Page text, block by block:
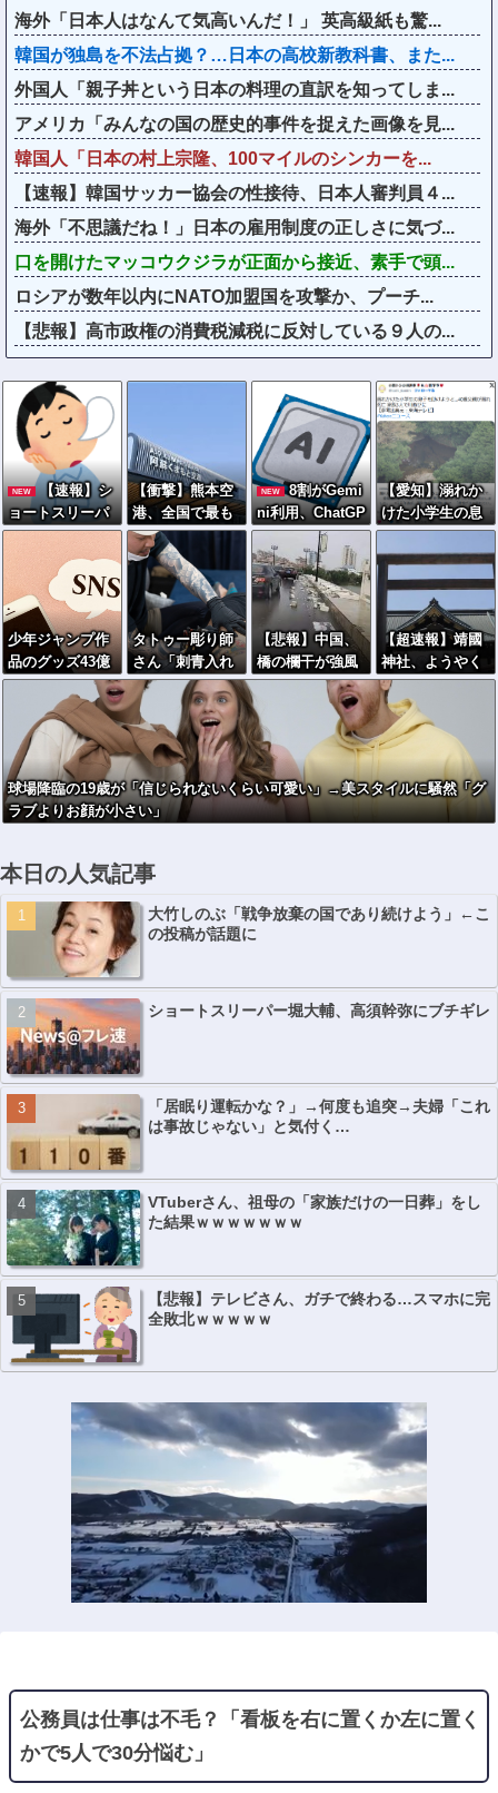
海外「日本人はなんて気高いんだ！」 英高級紙も驚...
韓国が独島を不法占拠？…日本の高校新教科書、また...
外国人「親子丼という日本の料理の直訳を知ってしま...
アメリカ「みんなの国の歴史的事件を捉えた画像を見...
韓国人「日本の村上宗隆、100マイルのシンカーを...
【速報】韓国サッカー協会の性接待、日本人審判員４...
海外「不思議だね！」日本の雇用制度の正しさに気づ...
口を開けたマッコウクジラが正面から接近、素手で頭...
ロシアが数年以内にNATO加盟国を攻撃か、プーチ...
【悲報】高市政権の消費税減税に反対している９人の...
NEW
【速報】シ
ョートスリーパ
ー堀大輔さん、
寝る → ｗｗｗ
ｗｗｗｗｗｗｗ
ｗｗｗｗｗｗ
【衝撃】熊本空
港、全国で最も
米軍機が来る空
港になっていた
NEW
8割がGemi
ni利用、ChatGP
Tは68%
【愛知】溺れか
けた小学生の息
子を助けよう
と…40歳父親が
溺れ死亡 家族3
人で川遊びに
息子は妻に助け
られる
少年ジャンプ作
品のグッズ43億
円分のキャンセ
ルで女を逮捕、
中共ネット「日
本人のストレス
は深刻」
タトゥー彫り師
さん「刺青入れ
てる奴は全員バ
カです」→30万
再生ｗｗｗｗｗ
ｗ
【悲報】中国、
橋の欄干が強風
一発で粉々に
鉄筋ゼロ 当局
「接着剤でくっ
つけただけ」
「正常で、品質
問題はない」
【超速報】靖國
神社、ようやく
気づくｗｗｗｗ
ｗｗｗｗｗｗ
球場降臨の19歳が「信じられないくらい可愛い」→美スタイルに騒然「グ
ラブよりお顔が小さい」
本日の人気記事
大竹しのぶ「戦争放棄の国であり続けよう」←こ
の投稿が話題に
ショートスリーパー堀大輔、高須幹弥にブチギレ
「居眠り運転かな？」→何度も追突→夫婦「これ
は事故じゃない」と気付く…
VTuberさん、祖母の「家族だけの一日葬」をし
た結果ｗｗｗｗｗｗｗ
【悲報】テレビさん、ガチで終わる…スマホに完
全敗北ｗｗｗｗｗ
公務員は仕事は不毛？「看板を右に置くか左に置く
かで5人で30分悩む」